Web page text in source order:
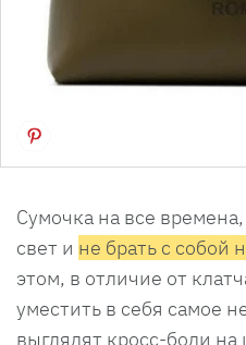
Сумочка на все
свет и не брать с собой
этом, в отличие от
уместить в себя самое
выглядят кросс-боди